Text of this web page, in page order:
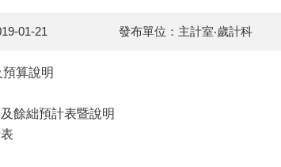
01-21 發布單位：主計室‧歲計科
算說明
餘絀預計表暨說明